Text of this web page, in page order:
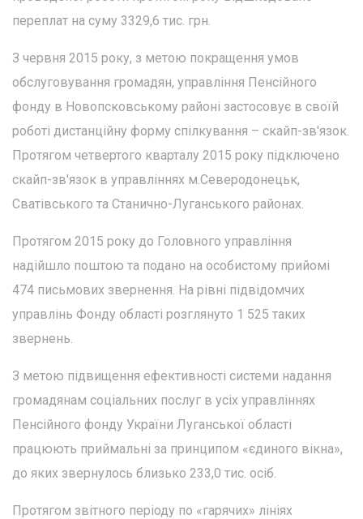
переплат на суму 3329,6 тис. грн.
З червня 2015 року, з метою покращення умов
обслуговування громадян, управління Пенсійного
фонду в Новопсковському районі застосовує в своїй
роботі дистанційну форму спілкування – скайп-зв'язок.
Протягом четвертого кварталу 2015 року підключено
скайп-зв'язок в управліннях м.Северодонецьк,
Сватівського та Станично-Луганського районах.
Протягом 2015 року до Головного управління
надійшло поштою та подано на особистому прийомі
474 письмових звернення. На рівні підвідомчих
управлінь Фонду області розглянуто 1 525 таких
звернень.
З метою підвищення ефективності системи надання
громадянам соціальних послуг в усіх управліннях
Пенсійного фонду України Луганської області
працюють приймальні за принципом «єдиного вікна»,
до яких звернулось близько 233,0 тис. осіб.
Протягом звітного періоду по «гарячих» лініях